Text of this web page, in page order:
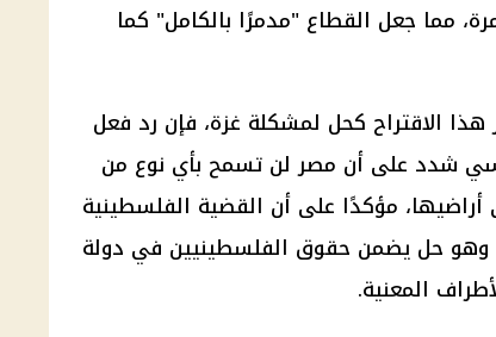
مما جعل القطاع "مدمرًا بالكامل" كما
هذا الاقتراح كحل لمشكلة غزة، فإن رد فعل
شدد على أن مصر لن تسمح بأي نوع من
مؤكدًا على أن القضية الفلسطينية
وهو حل يضمن حقوق الفلسطينيين في دولة
المعنية.